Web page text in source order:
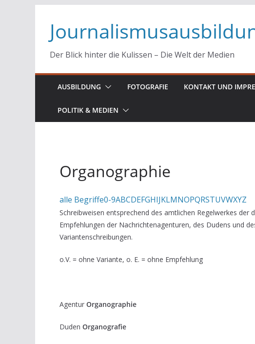
Inhalt
springen
Der Blick hinter die Kulissen – Die Welt der Medien
AUSBILDUNG FOTOGRAFIE KONTAKT UND
POLITIK & MEDIEN
Organographie
alle Begriffe0-9ABCDEFGHIJKLMNOPQRSTUVWXYZ
Schreibweisen entsprechend des amtlichen Regelwerkes der
Empfehlungen der Nachrichtenagenturen, des Dudens und
Variantenschreibungen.
o.V. = ohne Variante, o. E. = ohne Empfehlung
Agentur Organographie
Duden Organografie